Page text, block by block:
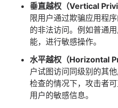
垂直越权（Vertical
限用户通过欺骗应用程
的非法访问。例如普通
能，进行敏感操作。
水平越权（Horizontal
户试图访问同级别的其
检查的情况下，攻击者
用户的敏感信息。